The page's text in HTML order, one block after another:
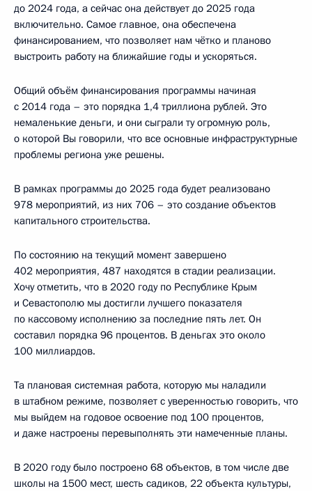
до 2024 года, а сейчас она действует до 2025 года
включительно. Самое главное, она обеспечена
финансированием, что позволяет нам чётко и планово
выстроить работу на ближайшие годы и ускоряться.
Общий объём финансирования программы начиная
с 2014 года – это порядка 1,4 триллиона рублей. Это
немаленькие деньги, и они сыграли ту огромную роль,
о которой Вы говорили, что все основные инфраструктурные
проблемы региона уже решены.
В рамках программы до 2025 года будет реализовано
978 мероприятий, из них 706 – это создание объектов
капитального строительства.
По состоянию на текущий момент завершено
402 мероприятия, 487 находятся в стадии реализации.
Хочу отметить, что в 2020 году по Республике Крым
и Севастополю мы достигли лучшего показателя
по кассовому исполнению за последние пять лет. Он
составил порядка 96 процентов. В деньгах это около
100 миллиардов.
Та плановая системная работа, которую мы наладили
в штабном режиме, позволяет с уверенностью говорить, что
мы выйдем на годовое освоение под 100 процентов,
и даже настроены перевыполнять эти намеченные планы.
В 2020 году было построено 68 объектов, в том числе две
школы на 1500 мест, шесть садиков, 22 объекта культуры,